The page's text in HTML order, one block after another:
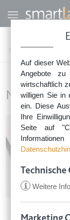
Auf dieser
Angebote zu
wirtschaftlich
willigen Sie in
ein. Diese
Ihre
Seite auf
Technische
i Weitere
Direkt zum Inhalt
0800 - 268
Sie erreichen
Montag bis
Keine
Benutzermenü
Startseite
Mieten &
Image